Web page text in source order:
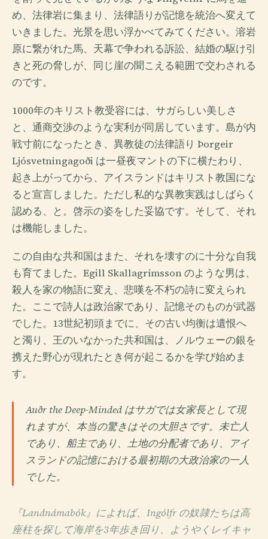
め、法律岩に集まり、法律語りが記憶を統治へ変えて
いきました。光景を思い浮かべてみてください。溶岩
原に繋がれた馬、天幕で争われる訴訟、結婚の駆け引
きと死の脅しが、同じ崖の聞こえる範囲で交わされる
のです。
1000年のキリスト教受容には、サガらしい美しさ
と、通商交渉のような実利が同居しています。島が内
戦寸前になったとき、異教徒の法律語り Þorgeir
Ljósvetningagoði は一昼夜マントの下に横たわり、
起き上がってから、アイスランドはキリスト教国にな
ると宣言しました。ただし私的な異教実践はしばらく
認める、と。啓示の姿をした妥協です。そして、それ
は機能しました。
この自由な共和国はまた、それを壊すのに十分な自我
も育てました。Egill Skallagrímsson のような男は、
殺人を家の物語に変え、悲嘆を不朽の詩に変えられ
た。ここで詩人は政治家であり、記憶そのものが武器
でした。13世紀初頭までに、その古い均衡は遺恨へ
と濁り、王のいなかった共和国は、ノルウェーの銀を
携えた野心が現れたとき何が起こるかを学び始めま
す。
Auðr the Deep-Minded はサガでは女家長として現
れますが、本当の驚きはその大胆さです。未亡人
であり、船主であり、土地の分配者であり、アイ
スランドの記憶における最初期の大政治家の一人
でした。
『Landnámabók』によれば、Ingólfr の奴隷たちは高
座柱を探して海岸を3年歩き回り、ようやくレイキャ